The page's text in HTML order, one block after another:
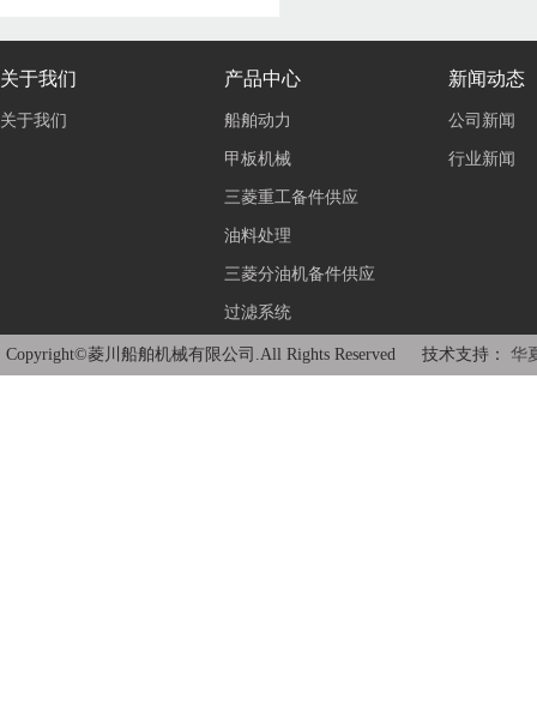
关于我们
关于我们
产品中心
船舶动力
甲板机械
三菱重工备件供应
油料处理
三菱分油机备件供应
过滤系统
新闻动态
公司新闻
行业新闻
Copyright©菱川船舶机械有限公司.All Rights Reserved 技术支持： 华